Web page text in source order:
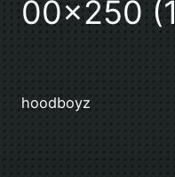
00x250
hoodboyz